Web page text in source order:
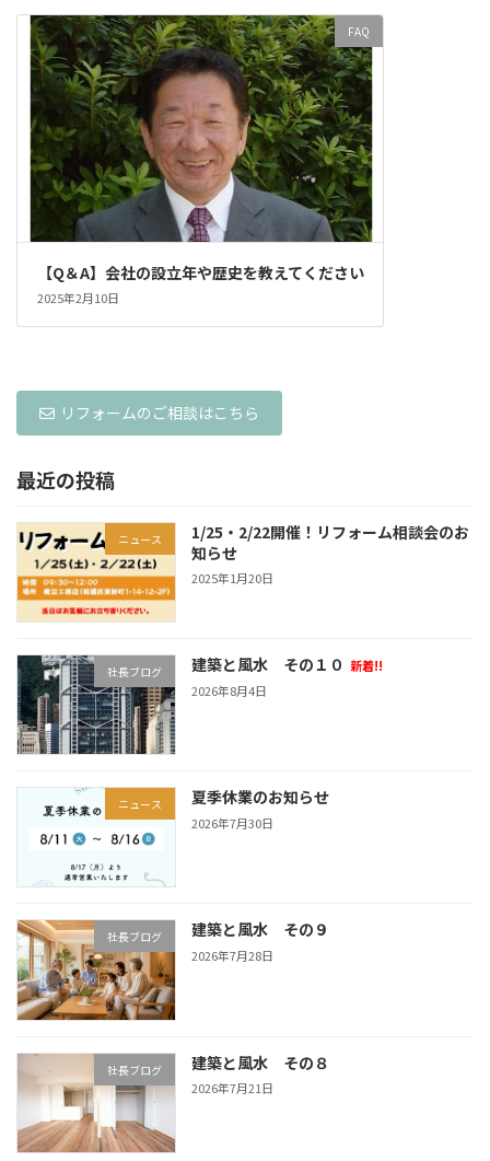
FAQ
【Q＆A】会社の設立年や歴史を教えてください
2025年2月10日
リフォームのご相談はこちら
最近の投稿
ニュース
1/25・2/22開催！リフォーム相談会のお
知らせ
2025年1月20日
社長ブログ 建築と風水 その１０ 新着!!
2026年8月4日
ニュース 夏季休業のお知らせ
2026年7月30日
社長ブログ 建築と風水 その９
2026年7月28日
社長ブログ 建築と風水 その８
2026年7月21日